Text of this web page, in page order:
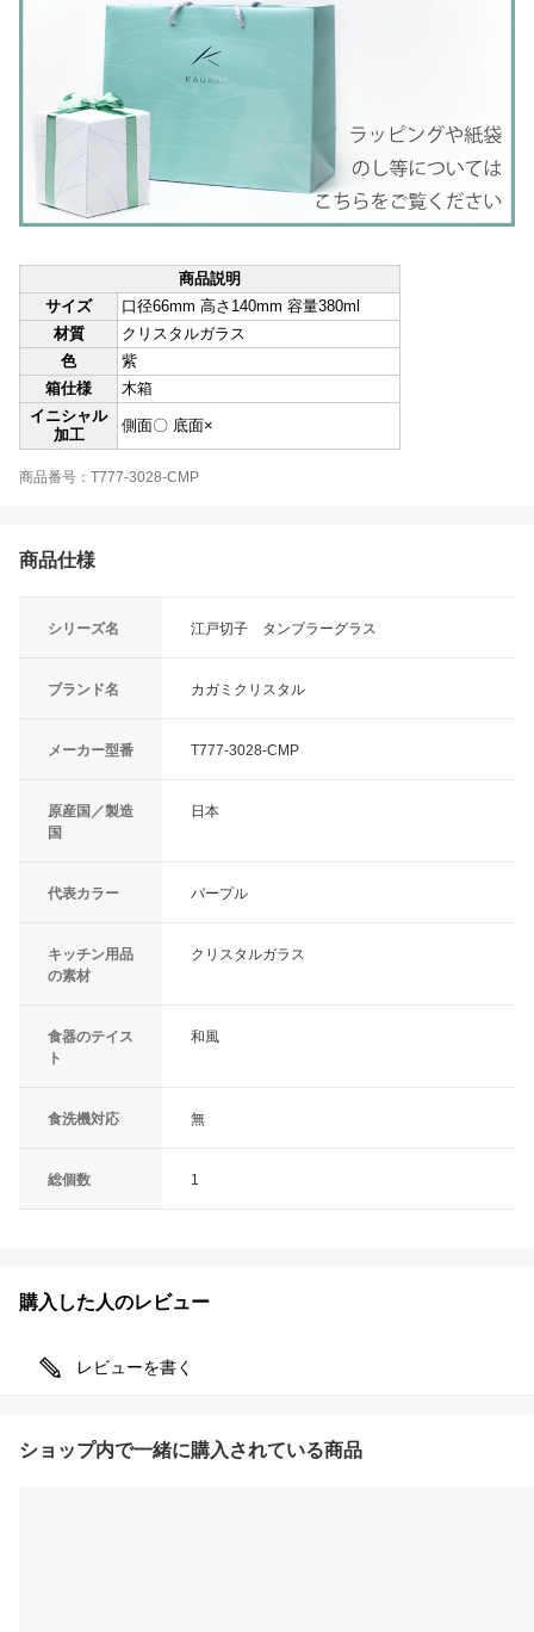
商品説明
サイズ
口径66mm 高さ140mm 容量380ml
材質
クリスタルガラス
色
紫
箱仕様
木箱
イニシャル
加工
側面〇 底面×
商品番号：T777-3028-CMP
商品仕様
シリーズ名 江戸切子 タンブラーグラス
ブランド名 カガミクリスタル
メーカー型番 T777-3028-CMP
原産国／製造
国
日本
代表カラー パープル
キッチン用品
の素材
クリスタルガラス
食器のテイス
ト
和風
食洗機対応 無
総個数 1
購入した人のレビュー
レビューを書く
ショップ内で一緒に購入されている商品